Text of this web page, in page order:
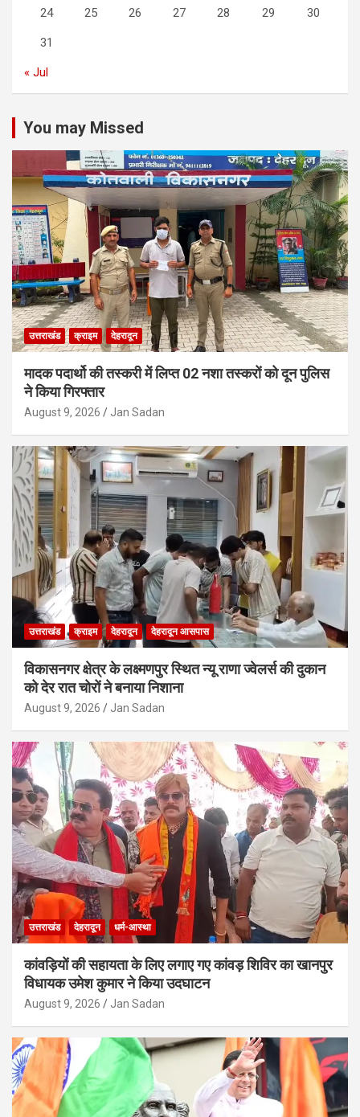
24 25 26 27 28 29 30
31
« Jul
You may Missed
उत्तराखंड क्राइम देहरादून
मादक पदार्थो की तस्करी में लिप्त 02 नशा तस्करों को दून पुलिस
ने किया गिरफ्तार
August 9, 2026 Jan Sadan
उत्तराखंड क्राइम देहरादून देहरादून आसपास
विकासनगर क्षेत्र के लक्ष्मणपुर स्थित न्यू राणा ज्वेलर्स की दुकान
को देर रात चोरों ने बनाया निशाना
August 9, 2026 Jan Sadan
उत्तराखंड देहरादून धर्म-आस्था
कांवड़ियों की सहायता के लिए लगाए गए कांवड़ शिविर का खानपुर
विधायक उमेश कुमार ने किया उदघाटन
August 9, 2026 Jan Sadan